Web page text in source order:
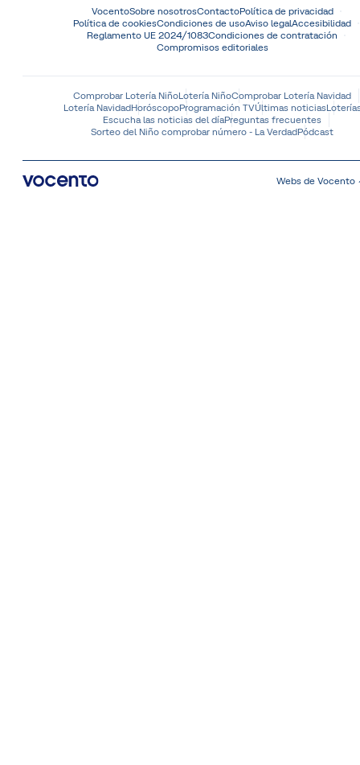
VocentoSobre nosotrosContactoPolítica de privacidad
Política de cookiesCondiciones de usoAviso legalAccesibilidad
Reglamento UE 2024/1083Condiciones de contratación
Compromisos editoriales
Comprobar Lotería NiñoLotería NiñoComprobar Lotería Navidad
Lotería NavidadHoróscopoProgramación TVÚltimas noticias
Escucha las noticias del díaPreguntas frecuentes
Sorteo del Niño comprobar número - La VerdadPódcast
Webs de Vocento